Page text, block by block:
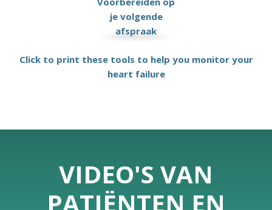
je volgende
afspraak
Click to print these tools to help you monitor your
heart failure
VIDEO'S VAN
PATIËNTEN EN